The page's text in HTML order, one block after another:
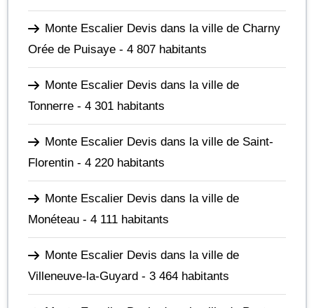
Monte Escalier Devis dans la ville de Charny
Orée de Puisaye - 4 807 habitants
Monte Escalier Devis dans la ville de
Tonnerre - 4 301 habitants
Monte Escalier Devis dans la ville de Saint-
Florentin - 4 220 habitants
Monte Escalier Devis dans la ville de
Monéteau - 4 111 habitants
Monte Escalier Devis dans la ville de
Villeneuve-la-Guyard - 3 464 habitants